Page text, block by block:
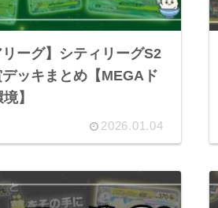
リーグ】シティリーグS2
ッキまとめ【MEGAド
】
2026.01.04